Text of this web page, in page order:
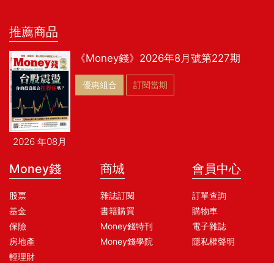
推薦商品
2026 年08月
《Money錢》2026年8月號第227期
優惠組合 訂閱當期
Money錢
股票
基金
保險
房地產
輕理財
商城
雜誌訂閱
書籍購買
Money錢特刊
Money錢學院
會員中心
訂單查詢
購物車
電子雜誌
隱私權聲明